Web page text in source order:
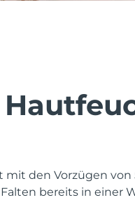
mit den Vorzügen
bereits in einer